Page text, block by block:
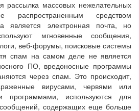
рассылка массовых нежелательных
распространенным средством
является электронная почта, но
мгновенные сообщения,
веб-форумы, поисковые системы
спам на самом деле не является
ПО, вредоносные программы
через спам. Это происходит,
вирусами, червями или
программами, используются для
сообщений, содержащих еще больше